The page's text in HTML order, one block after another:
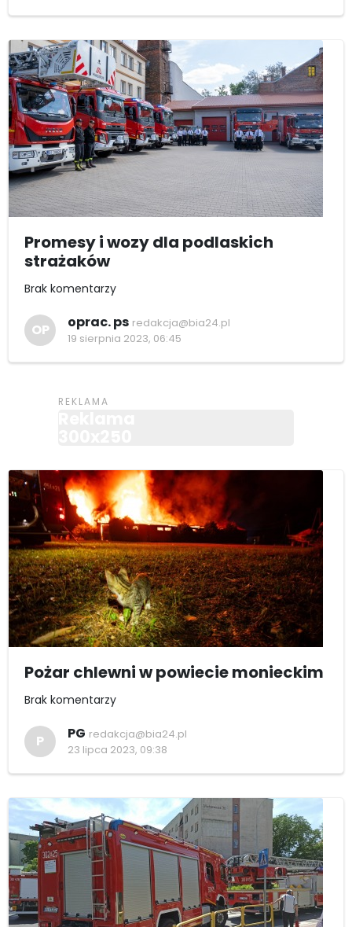
Promesy i wozy dla podlaskich
strażaków
Brak komentarzy
OP oprac. ps redakcja@bia24.pl
19 sierpnia 2023, 06:45
Pożar chlewni w powiecie monieckim
Brak komentarzy
P PG redakcja@bia24.pl
23 lipca 2023, 09:38